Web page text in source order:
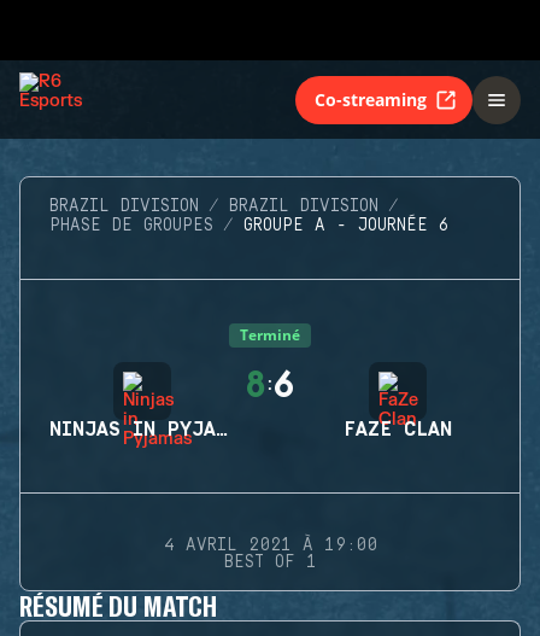
Co-streaming
BRAZIL DIVISION
BRAZIL DIVISION
PHASE DE GROUPES
GROUPE A - JOURNÉE 6
Terminé
NINJAS IN PYJAMAS
8 :6
FAZE CLAN
4 AVRIL 2021 À 19:00
BEST OF 1
RÉSUMÉ DU MATCH